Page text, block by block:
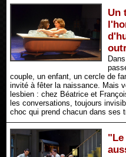
Un
couple, un enfant, un cercle de
invité à fêter la naissance. Mais
lesbien : chez Béatrice et
les conversations, toujours
choc qui prend chacun dans ses